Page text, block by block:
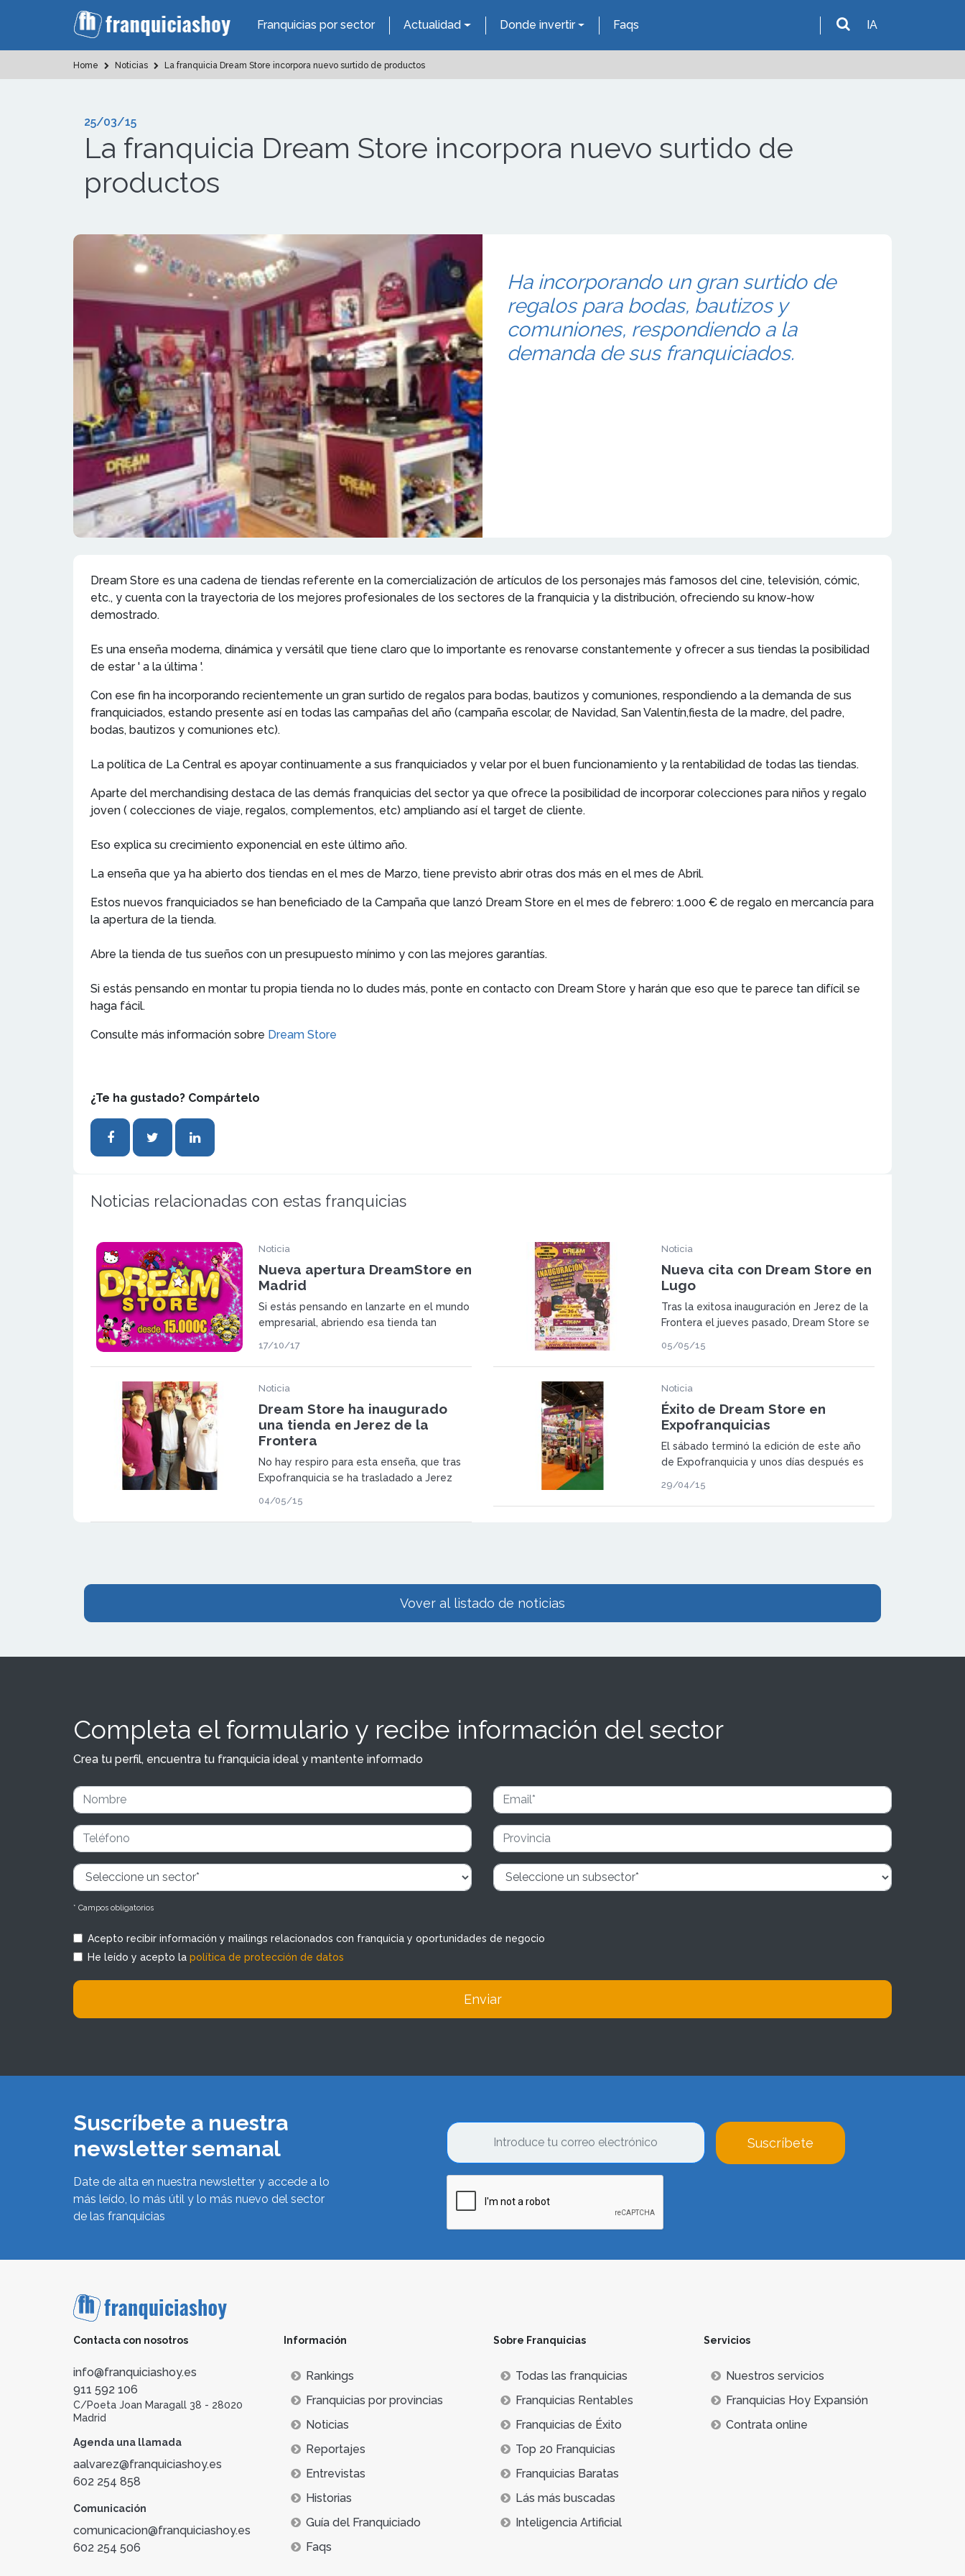
Franquicias por sector Actualidad Donde invertir Faqs IA
Home Noticias La franquicia Dream Store incorpora nuevo surtido de productos
25/03/15
La franquicia Dream Store incorpora nuevo surtido de
productos
Ha incorporando un gran surtido de
regalos para bodas, bautizos y
comuniones, respondiendo a la
demanda de sus franquiciados.
Dream Store es una cadena de tiendas referente en la comercialización de artículos de los personajes más famosos del cine, televisión, cómic,
etc., y cuenta con la trayectoria de los mejores profesionales de los sectores de la franquicia y la distribución, ofreciendo su know-how
demostrado.
Es una enseña moderna, dinámica y versátil que tiene claro que lo importante es renovarse constantemente y ofrecer a sus tiendas la posibilidad
de estar ' a la última '.
Con ese fin ha incorporando recientemente un gran surtido de regalos para bodas, bautizos y comuniones, respondiendo a la demanda de sus
franquiciados, estando presente así en todas las campañas del año (campaña escolar, de Navidad, San Valentín,fiesta de la madre, del padre,
bodas, bautizos y comuniones etc).
La política de La Central es apoyar continuamente a sus franquiciados y velar por el buen funcionamiento y la rentabilidad de todas las tiendas.
Aparte del merchandising destaca de las demás franquicias del sector ya que ofrece la posibilidad de incorporar colecciones para niños y regalo
joven ( colecciones de viaje, regalos, complementos, etc) ampliando así el target de cliente.
Eso explica su crecimiento exponencial en este último año.
La enseña que ya ha abierto dos tiendas en el mes de Marzo, tiene previsto abrir otras dos más en el mes de Abril.
Estos nuevos franquiciados se han beneficiado de la Campaña que lanzó Dream Store en el mes de febrero: 1.000 € de regalo en mercancía para
la apertura de la tienda.
Abre la tienda de tus sueños con un presupuesto mínimo y con las mejores garantías.
Si estás pensando en montar tu propia tienda no lo dudes más, ponte en contacto con Dream Store y harán que eso que te parece tan difícil se
haga fácil.
Consulte más información sobre Dream Store
¿Te ha gustado? Compártelo
Noticias relacionadas con estas franquicias
Noticia
Nueva apertura DreamStore en
Madrid
Si estás pensando en lanzarte en el mundo
empresarial, abriendo esa tienda tan
17/10/17
Noticia
Nueva cita con Dream Store en
Lugo
Tras la exitosa inauguración en Jerez de la
Frontera el jueves pasado, Dream Store se
05/05/15
Noticia
Dream Store ha inaugurado
una tienda en Jerez de la
Frontera
No hay respiro para esta enseña, que tras
Expofranquicia se ha trasladado a Jerez
04/05/15
Noticia
Éxito de Dream Store en
Expofranquicias
El sábado terminó la edición de este año
de Expofranquicia y unos días después es
29/04/15
Vover al listado de noticias
Completa el formulario y recibe información del sector
Crea tu perfil, encuentra tu franquicia ideal y mantente informado
* Campos obligatorios
Acepto recibir información y mailings relacionados con franquicia y oportunidades de negocio
He leído y acepto la política de protección de datos
Enviar
Suscríbete a nuestra
newsletter semanal
Date de alta en nuestra newsletter y accede a lo
más leído, lo más útil y lo más nuevo del sector
de las franquicias
Suscríbete
Contacta con nosotros
info@franquiciashoy.es
911 592 106
C/Poeta Joan Maragall 38 - 28020
Madrid
Agenda una llamada
aalvarez@franquiciashoy.es
602 254 858
Comunicación
comunicacion@franquiciashoy.es
602 254 506
Información
Rankings
Franquicias por provincias
Noticias
Reportajes
Entrevistas
Historias
Guía del Franquiciado
Faqs
Sobre Franquicias
Todas las franquicias
Franquicias Rentables
Franquicias de Éxito
Top 20 Franquicias
Franquicias Baratas
Lás más buscadas
Inteligencia Artificial
Servicios
Nuestros servicios
Franquicias Hoy Expansión
Contrata online